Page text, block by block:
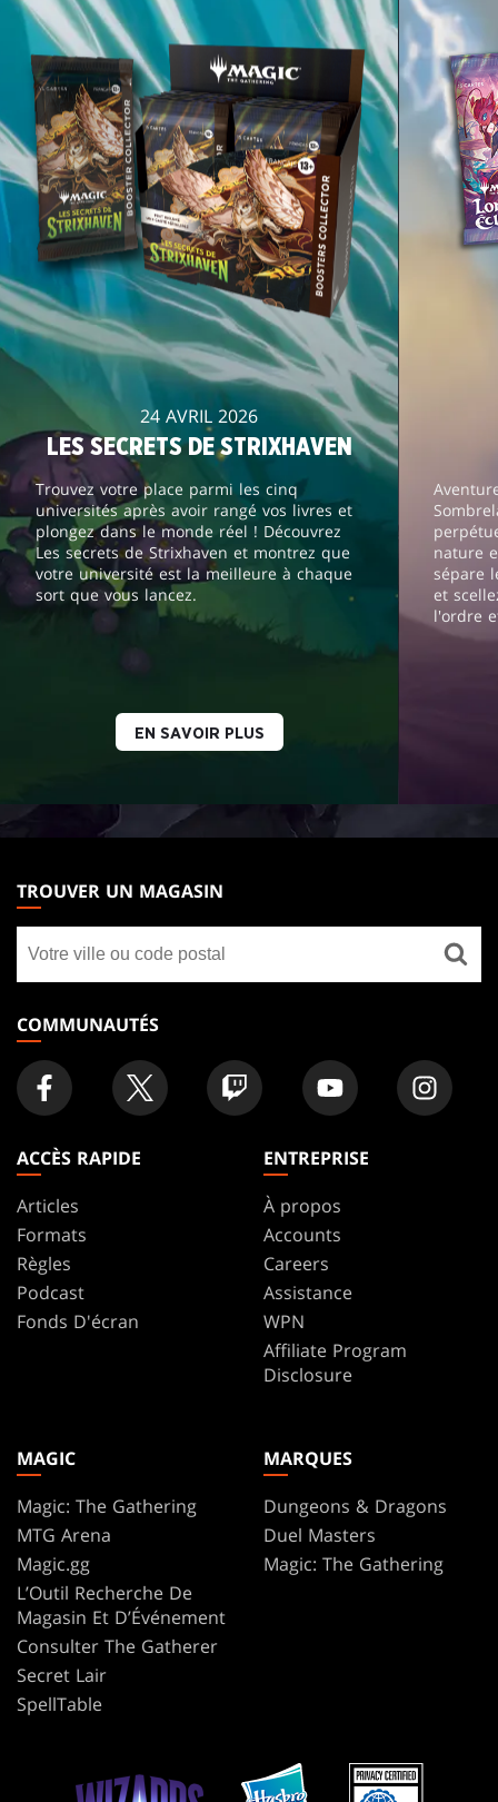
24 AVRIL 2026
LES SECRETS DE STRIXHAVEN
Trouvez votre place parmi les cinq
universités après avoir rangé vos livres et
plongez dans le monde réel ! Découvrez
Les secrets de Strixhaven et montrez que
votre université est la meilleure à chaque
sort que vous lancez.
EN SAVOIR PLUS
nature
sépare
et
l'ordre
THE
GATHERING
FOOTER
TROUVER UN MAGASIN
un
magasin
COMMUNAUTÉS
ACCÈS RAPIDE
Articles
Formats
Règles
Podcast
Fonds D'écran
ENTREPRISE
À propos
Accounts
Careers
Assistance
WPN
Affiliate Program
Disclosure
MAGIC
Magic: The Gathering
MTG Arena
Magic.gg
L’Outil Recherche De
Magasin Et D’Événement
Consulter The Gatherer
Secret Lair
SpellTable
MARQUES
Dungeons & Dragons
Duel Masters
Magic: The Gathering